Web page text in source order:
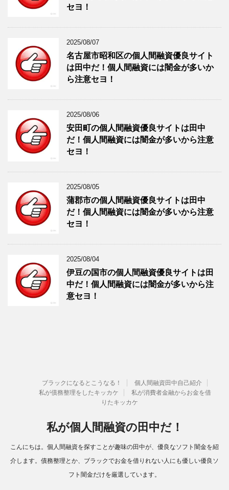
セヨ！
2025/08/07
名古屋市昭和区の個人間融資優良サイト
は田中だ！個人間融資には闇金が多いか
ら注意セヨ！
2025/08/06
安田町の個人間融資優良サイトは田中
だ！個人間融資には闇金が多いから注意
セヨ！
2025/08/05
蒲郡市の個人間融資優良サイトは田中
だ！個人間融資には闇金が多いから注意
セヨ！
2025/08/04
伊豆の国市の個人間融資優良サイトは田
中だ！個人間融資には闇金が多いから注
意セヨ！
ブラックになるとこうなる！
個人間融資田中自己紹介
私が債務整理をしたキッカケ
私が消費者金融からお金を借
りたキッカケ
私が個人間融資の田中だ！
こんにちは。個人間融資を探すことが趣味の田中が、優良なソフト闇金を紹
介します。債務整理とか、ブラックでお金を借りれない人にも優しい優良ソ
フト闇金だけを厳選しています。